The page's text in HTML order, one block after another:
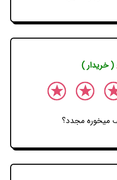
( خریدار )
میخوره مجدد؟